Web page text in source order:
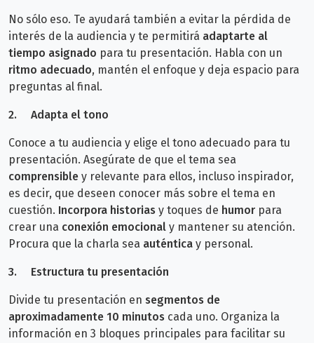
No sólo eso. Te ayudará también a evitar la pérdida de
interés de la audiencia y te permitirá adaptarte al
tiempo asignado para tu presentación. Habla con un
ritmo adecuado, mantén el enfoque y deja espacio para
preguntas al final.
2. Adapta el tono
Conoce a tu audiencia y elige el tono adecuado para tu
presentación. Asegúrate de que el tema sea
comprensible y relevante para ellos, incluso inspirador,
es decir, que deseen conocer más sobre el tema en
cuestión. Incorpora historias y toques de humor para
crear una conexión emocional y mantener su atención.
Procura que la charla sea auténtica y personal.
3. Estructura tu presentación
Divide tu presentación en segmentos de
aproximadamente 10 minutos cada uno. Organiza la
información en 3 bloques principales para facilitar su